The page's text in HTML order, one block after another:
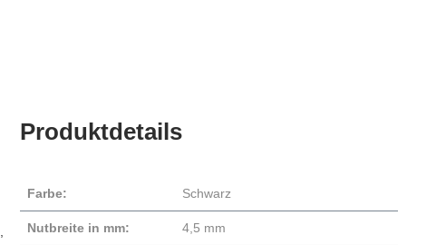
Produktdetails
Farbe: Schwarz
Nutbreite in mm: 4,5 mm